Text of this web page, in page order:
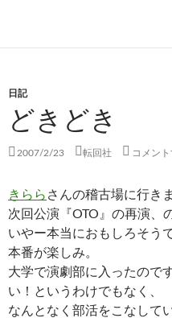
日記
どきどき
2007/2/23 転回社 コメント
きらら さんの稽古場に行き
次回公演『OTO』の再演、
いやー本当におもしろそう
本番が楽しみ。
大学で演劇部に入ったので
い！というわけでもなく、
なんとなく部活をこなして